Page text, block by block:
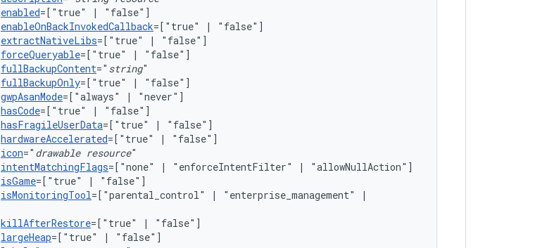
enabled=["true" |
enableOnBackInvokedCallback=["true" |
extractNativeLibs=["true" |
forceQueryable=["true" |
fullBackupContent=" string
fullBackupOnly=["true" |
gwpAsanMode=["always" |
hasCode=["true" |
hasFragileUserData=["true" |
hardwareAccelerated=["true" |
icon=" drawable resource
intentMatchingFlags=["none" | "enforceIntentFilter" |
isGame=["true" |
isMonitoringTool=["parental_control" | "enterprise_management"
killAfterRestore=["true" |
largeHeap=["true" |